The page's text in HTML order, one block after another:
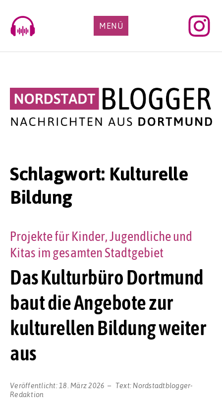
content
MENÜ
Schlagwort: Kulturelle
Bildung
Das Kulturbüro Dortmund
baut die Angebote zur
kulturellen Bildung weiter
aus
Projekte für Kinder, Jugendliche und
Kitas im gesamten Stadtgebiet
Veröffentlicht: 18. März 2026 Text: Nordstadtblogger-
Redaktion